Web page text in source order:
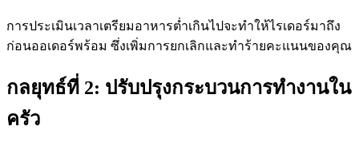
การประเมินเวลาเตรียมอาหารต่ำเกินไปจะทำให้ไรเดอร์มาถึง
ก่อนออเดอร์พร้อม ซึ่งเพิ่มการยกเลิกและทำร้ายคะแนนของคุณ
กลยุทธ์ที่ 2: ปรับปรุงกระบวนการทำงานใน
ครัว